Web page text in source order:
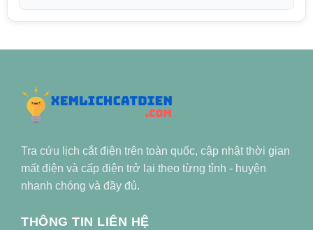
Tra cứu lịch cắt điện trên toàn quốc, cập nhật thời gian
mất điện và cấp điện trở lại theo từng tỉnh - huyện
nhanh chóng và đầy đủ.
THÔNG TIN LIÊN HỆ